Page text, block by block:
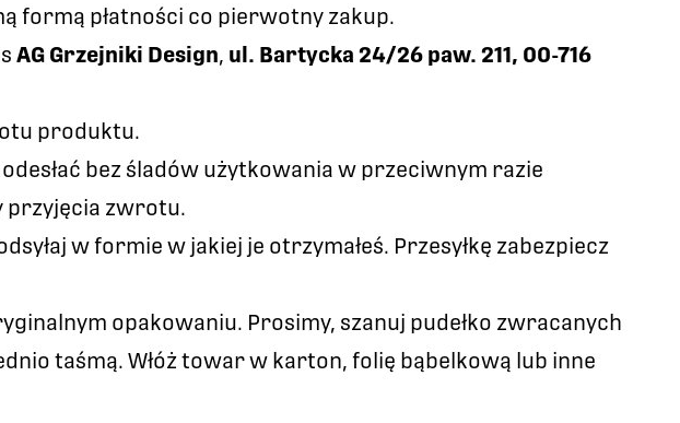
formą płatności co pierwotny zakup.
AG Grzejniki Design, ul. Bartycka 24/26 paw. 211, 00-716
produktu.
bez śladów użytkowania w przeciwnym razie
przyjęcia zwrotu.
w formie w jakiej je otrzymałeś. Przesyłkę zabezpiecz
opakowaniu. Prosimy, szanuj pudełko zwracanych
taśmą. Włóż towar w karton, folię bąbelkową lub inne